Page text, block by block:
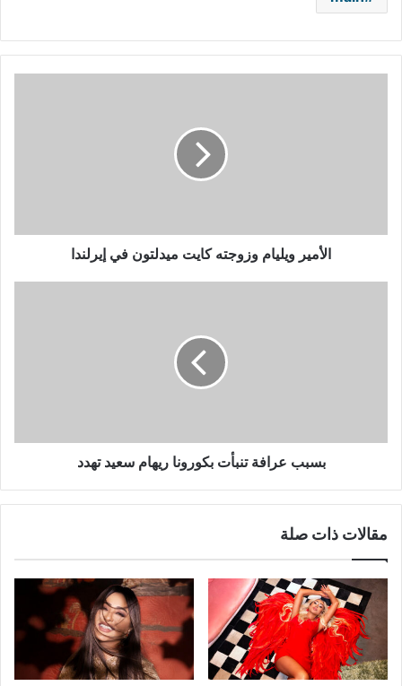
الأمير ويليام وزوجته كايت ميدلتون في إيرلندا
بسبب عرافة تنبأت بكورونا ريهام سعيد تهدد
مقالات ذات صلة